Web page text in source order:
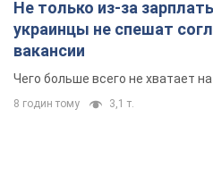
Не только из-за
украинцы не спешат
вакансии
Чего больше всего не хватает
8 годин тому 3,1 т.